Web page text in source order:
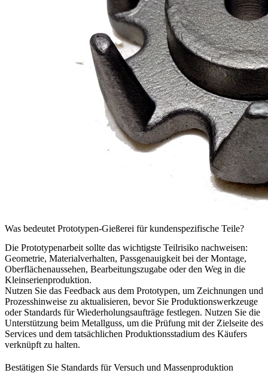
Was bedeutet Prototypen-Gießerei für kundenspezifische Teile?
Die Prototypenarbeit sollte das wichtigste Teilrisiko nachweisen:
Geometrie, Materialverhalten, Passgenauigkeit bei der Montage,
Oberflächenaussehen, Bearbeitungszugabe oder den Weg in die
Kleinserienproduktion.
Nutzen Sie das Feedback aus dem Prototypen, um Zeichnungen und
Prozesshinweise zu aktualisieren, bevor Sie Produktionswerkzeuge
oder Standards für Wiederholungsaufträge festlegen. Nutzen Sie die
Unterstützung beim Metallguss, um die Prüfung mit der Zielseite des
Services und dem tatsächlichen Produktionsstadium des Käufers
verknüpft zu halten.
Bestätigen Sie Standards für Versuch und Massenproduktion